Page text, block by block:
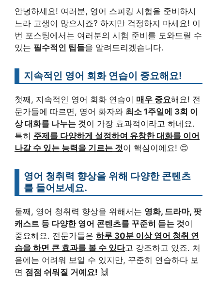
안녕하세요! 여러분, 영어 스피킹 시험을 준비하시
느라 고생이 많으시죠? 하지만 걱정하지 마세요! 이
번 포스팅에서는 여러분의 시험 준비를 도와드릴 수
있는 필수적인 팁들을 알려드리겠습니다.
지속적인 영어 회화 연습이 중요해요!
첫째, 지속적인 영어 회화 연습이 매우 중요해요! 전
문가들에 따르면, 영어 화자와 최소 1주일에 3회 이
상 대화를 나누는 것이 가장 효과적이라고 하네요.
특히 주제를 다양하게 설정하여 유창한 대화를 이어
나갈 수 있는 능력을 기르는 것이 핵심이에요! 😊
영어 청취력 향상을 위해 다양한 콘텐츠
를 들어보세요.
둘째, 영어 청취력 향상을 위해서는 영화, 드라마, 팟
캐스트 등 다양한 영어 콘텐츠를 꾸준히 듣는 것이
중요해요. 전문가들은 하루 30분 이상 영어 청취 연
습을 하면 큰 효과를 볼 수 있다고 강조하고 있죠. 처
음에는 어려워 보일 수 있지만, 꾸준히 연습하다 보
면 점점 쉬워질 거예요! 🙌